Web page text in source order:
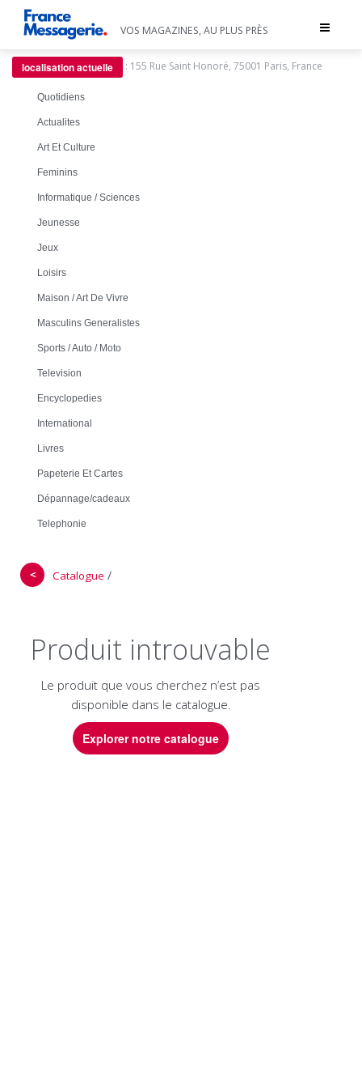
Toggle
VOS MAGAZINES, AU PLUS PRÈS
localisation actuelle : 155 Rue Saint Honoré, 75001 Paris, France
Quotidiens
Actualites
Art Et Culture
Feminins
Informatique / Sciences
Jeunesse
Jeux
Loisirs
Maison / Art De Vivre
Masculins Generalistes
Sports / Auto / Moto
Television
Encyclopedies
International
Livres
Papeterie Et Cartes
Dépannage/cadeaux
Telephonie
＜ Catalogue /
Produit introuvable
Le produit que vous cherchez n’est pas
disponible dans le catalogue.
Explorer notre catalogue